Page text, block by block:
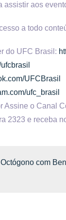
assistir aos
a todo
do UFC Brasil:
UFCBrasil
ufc_brasil
Assine o Canal
2323 e receba
com